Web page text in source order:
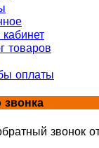
товаров
оплаты
звонка
звонок